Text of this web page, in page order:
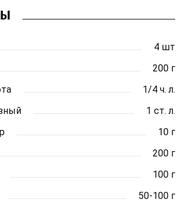
4 шт
200 г
1/4 ч. л.
1 ст. л.
10 г
200 г
100 г
50-100 г